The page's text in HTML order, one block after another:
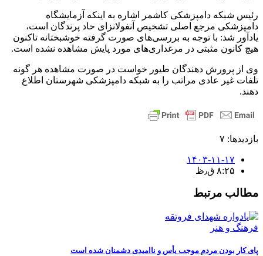
رئیس شبکه دامپزشکی کاشمر اشاره به اینکه آزمایشگاه
دامپزشکی مرجع اصلی تشخیص آنفولانزای حاد پرندگان است،
یادآور شد: با توجه به بررسی‌های صورت گرفته خوشبختانه تاکنون
هیچ کانون مثبتی در مرغداری‌های مورد پایش مشاهده نشده است.
وی از پرورش دهندگان طیور خواست در صورت مشاهده هر گونه
تلفات غیر عادی مراتب را به شبکه دامپزشکی شهرستان اطلاع
دهند.
بازدیدها: ۷
۱۴۰۳-۱۱-۱۷
۸:۲۵ ق٫ظ
مطالب مرتبط
فرهنگ و هنر
پای کار بودن مردم موجب یأس و ناامیدی دشمنان شده است